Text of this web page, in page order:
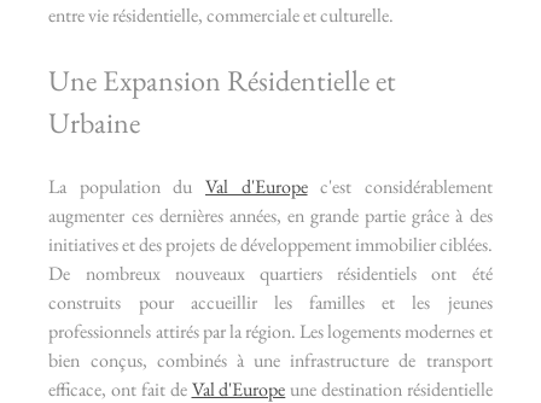
entre vie résidentielle, commerciale et culturelle.
Une Expansion Résidentielle et
Urbaine
La population du Val d'Europe c'est considérablement
augmenter ces dernières années, en grande partie grâce à des
initiatives et des projets de développement immobilier ciblées.
De nombreux nouveaux quartiers résidentiels ont été
construits pour accueillir les familles et les jeunes
professionnels attirés par la région. Les logements modernes et
bien conçus, combinés à une infrastructure de transport
efficace, ont fait de Val d'Europe une destination résidentielle